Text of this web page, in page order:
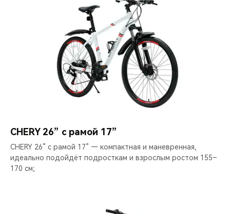
CHERY 26” с рамой 17”
CHERY 26” с рамой 17” — компактная и маневренная,
идеально подойдёт подросткам и взрослым ростом 155–
170 см;